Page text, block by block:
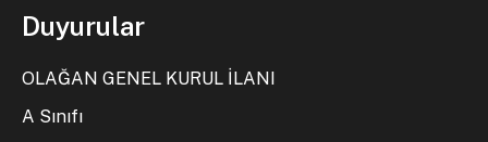
Duyurular
OLAĞAN GENEL KURUL İLANI
A Sınıfı